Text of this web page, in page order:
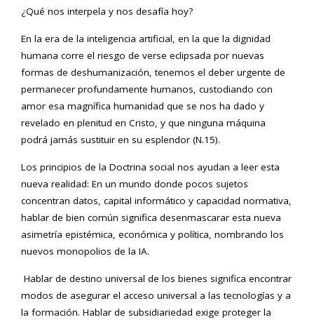
¿Qué nos interpela y nos desafía hoy?
En la era de la inteligencia artificial, en la que la dignidad
humana corre el riesgo de verse eclipsada por nuevas
formas de deshumanización, tenemos el deber urgente de
permanecer profundamente humanos, custodiando con
amor esa magnífica humanidad que se nos ha dado y
revelado en plenitud en Cristo, y que ninguna máquina
podrá jamás sustituir en su esplendor (N.15).
Los principios de la Doctrina social nos ayudan a leer esta
nueva realidad: En un mundo donde pocos sujetos
concentran datos, capital informático y capacidad normativa,
hablar de bien común significa desenmascarar esta nueva
asimetría epistémica, económica y política, nombrando los
nuevos monopolios de la IA.
Hablar de destino universal de los bienes significa encontrar
modos de asegurar el acceso universal a las tecnologías y a
la formación. Hablar de subsidiariedad exige proteger la